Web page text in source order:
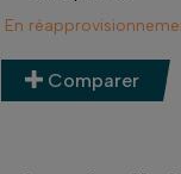
En
Comparer